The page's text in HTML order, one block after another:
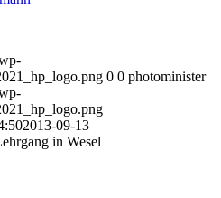
0 0 photominister
2013-09-13
in Wesel